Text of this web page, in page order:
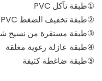
①طبقة تآكل PVC
②طبقة تخفيف الضغط PVC
③طبقة مستقرة من نسيج
④طبقة عازلة رغوية مغلقة
⑤طبقة ضاغطة كثيفة